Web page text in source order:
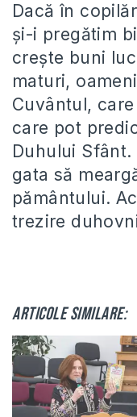
Dacă în
și-i pregătim
crește buni
maturi,
Cuvântul,
care pot
Duhului
gata să
pământului.
trezire
Articole similare: